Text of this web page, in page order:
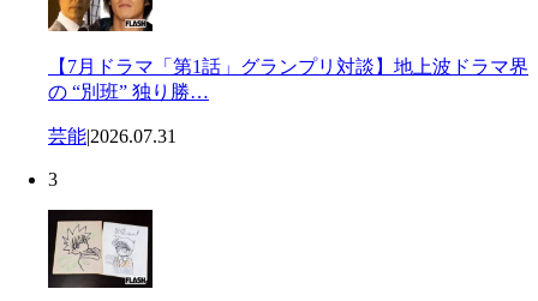
【7月ドラマ「第1話」グランプリ対談】地上波ドラマ界
の “別班” 独り勝…
芸能|2026.07.31
3